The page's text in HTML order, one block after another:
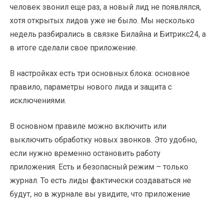
человек звонил еще раз, а новый лид не появлялся,
хотя открытых лидов уже не было. Мы несколько
недель разбирались в связке Билайна и Битрикс24, а
в итоге сделали свое приложение.
В настройках есть три основных блока: основное
правило, параметры нового лида и защита с
исключениями.
В основном правиле можно включить или
выключить обработку новых звонков. Это удобно,
если нужно временно остановить работу
приложения. Есть и безопасный режим – только
журнал. То есть лиды фактически создаваться не
будут, но в журнале вы увидите, что приложение